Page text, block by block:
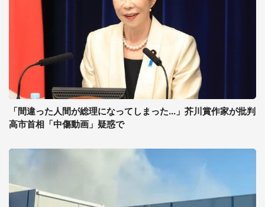
「間違った人間が総理になってしまった...」芥川賞作家が批判
高市首相「中傷動画」疑惑で